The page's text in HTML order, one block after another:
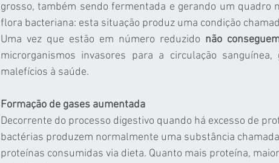
grosso, também sendo fermentada e gerando um quadro
flora bacteriana: esta situação produz uma condição
Uma vez que estão em número reduzido não
microrganismos invasores para a circulação
malefícios à saúde.
Formação de gases aumentada
Decorrente do processo digestivo quando há excesso de
bactérias produzem normalmente uma substância chamada
proteínas consumidas via dieta. Quanto mais proteína,